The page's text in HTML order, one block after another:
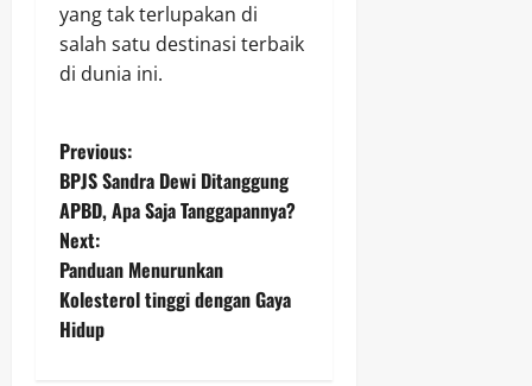
yang tak terlupakan di
salah satu destinasi terbaik
di dunia ini.
P
o
s
t
Previous:
BPJS Sandra Dewi Ditanggung
APBD, Apa Saja Tanggapannya?
Next:
Panduan Menurunkan
Kolesterol tinggi dengan Gaya
Hidup